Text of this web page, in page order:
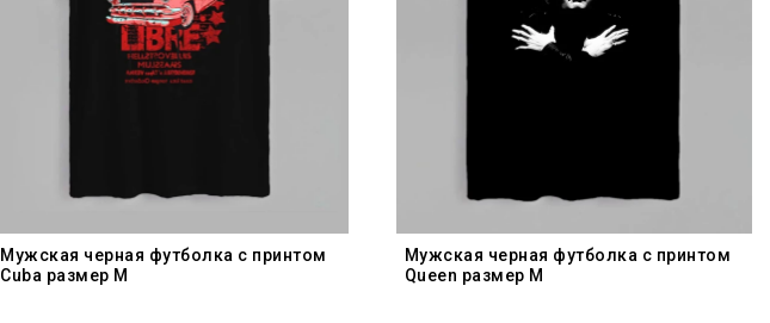
Мужская черная футболка с принтом
Cuba размер M
Мужская черная футболка с принтом
Queen размер M